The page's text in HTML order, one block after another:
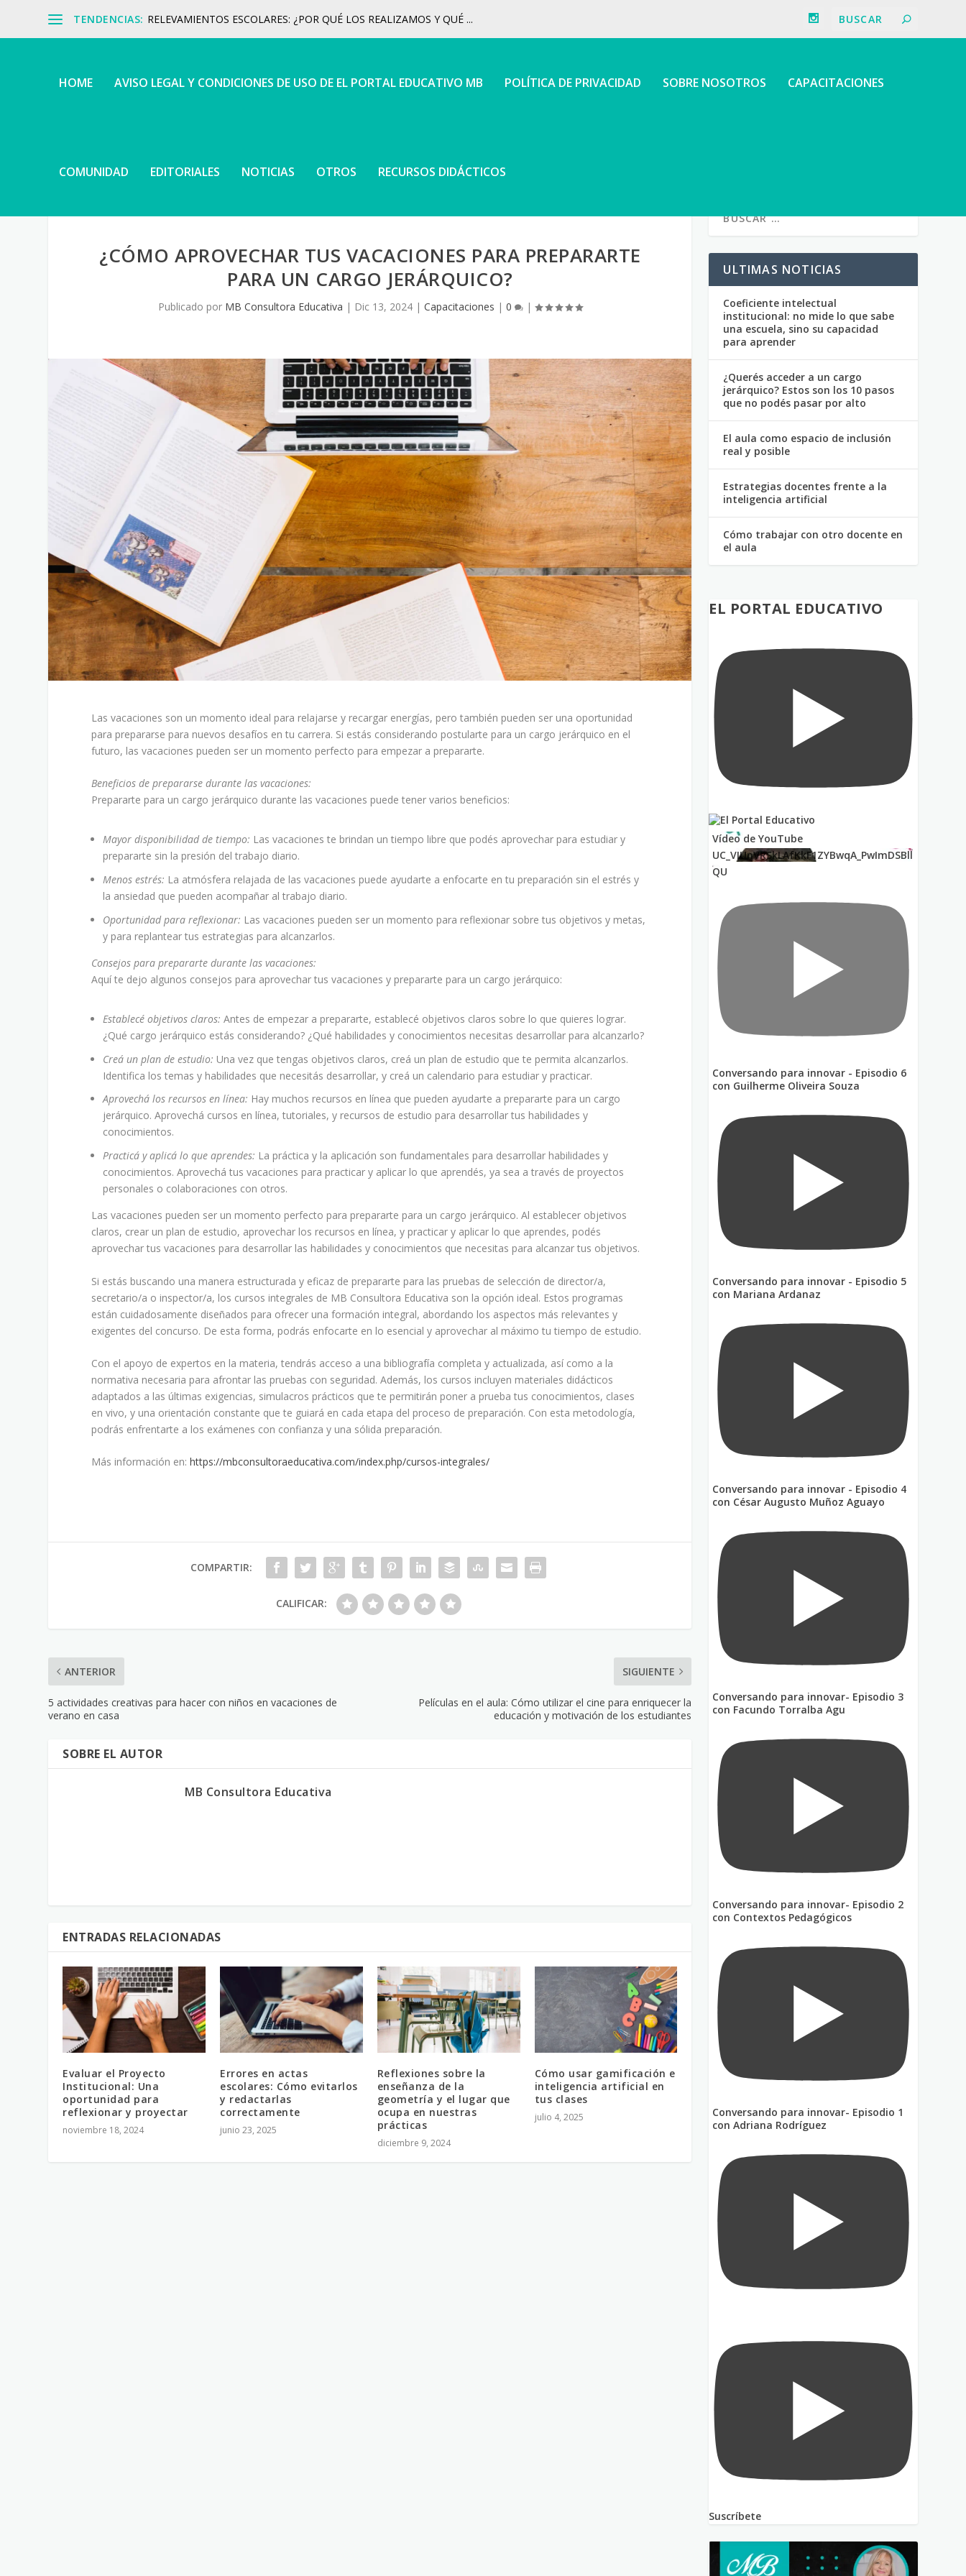
TENDENCIAS: RELEVAMIENTOS ESCOLARES: ¿POR QUÉ LOS REALIZAMOS Y QUÉ ...
HOME AVISO LEGAL Y CONDICIONES DE USO DE EL PORTAL EDUCATIVO MB POLÍTICA DE PRIVACIDAD SOBRE NOSOTROS CAPACITACIONES
COMUNIDAD EDITORIALES NOTICIAS OTROS RECURSOS DIDÁCTICOS
¿CÓMO APROVECHAR TUS VACACIONES PARA PREPARARTE
PARA UN CARGO JERÁRQUICO?
Publicado por MB Consultora Educativa | Dic 13, 2024| Capacitaciones | 0 |
Las vacaciones son un momento ideal para relajarse y recargar energías, pero también pueden ser una oportunidad
para prepararse para nuevos desafíos en tu carrera. Si estás considerando postularte para un cargo jerárquico en el
futuro, las vacaciones pueden ser un momento perfecto para empezar a prepararte.
Beneficios de prepararse durante las vacaciones:
Prepararte para un cargo jerárquico durante las vacaciones puede tener varios beneficios:
Mayor disponibilidad de tiempo: Las vacaciones te brindan un tiempo libre que podés aprovechar para estudiar y
prepararte sin la presión del trabajo diario.
Menos estrés: La atmósfera relajada de las vacaciones puede ayudarte a enfocarte en tu preparación sin el estrés y
la ansiedad que pueden acompañar al trabajo diario.
Oportunidad para reflexionar: Las vacaciones pueden ser un momento para reflexionar sobre tus objetivos y metas,
y para replantear tus estrategias para alcanzarlos.
Consejos para prepararte durante las vacaciones:
Aquí te dejo algunos consejos para aprovechar tus vacaciones y prepararte para un cargo jerárquico:
Establecé objetivos claros: Antes de empezar a prepararte, establecé objetivos claros sobre lo que quieres lograr.
¿Qué cargo jerárquico estás considerando? ¿Qué habilidades y conocimientos necesitas desarrollar para alcanzarlo?
Creá un plan de estudio: Una vez que tengas objetivos claros, creá un plan de estudio que te permita alcanzarlos.
Identifica los temas y habilidades que necesitás desarrollar, y creá un calendario para estudiar y practicar.
Aprovechá los recursos en línea: Hay muchos recursos en línea que pueden ayudarte a prepararte para un cargo
jerárquico. Aprovechá cursos en línea, tutoriales, y recursos de estudio para desarrollar tus habilidades y
conocimientos.
Practicá y aplicá lo que aprendes: La práctica y la aplicación son fundamentales para desarrollar habilidades y
conocimientos. Aprovechá tus vacaciones para practicar y aplicar lo que aprendés, ya sea a través de proyectos
personales o colaboraciones con otros.
Las vacaciones pueden ser un momento perfecto para prepararte para un cargo jerárquico. Al establecer objetivos
claros, crear un plan de estudio, aprovechar los recursos en línea, y practicar y aplicar lo que aprendes, podés
aprovechar tus vacaciones para desarrollar las habilidades y conocimientos que necesitas para alcanzar tus objetivos.
Si estás buscando una manera estructurada y eficaz de prepararte para las pruebas de selección de director/a,
secretario/a o inspector/a, los cursos integrales de MB Consultora Educativa son la opción ideal. Estos programas
están cuidadosamente diseñados para ofrecer una formación integral, abordando los aspectos más relevantes y
exigentes del concurso. De esta forma, podrás enfocarte en lo esencial y aprovechar al máximo tu tiempo de estudio.
Con el apoyo de expertos en la materia, tendrás acceso a una bibliografía completa y actualizada, así como a la
normativa necesaria para afrontar las pruebas con seguridad. Además, los cursos incluyen materiales didácticos
adaptados a las últimas exigencias, simulacros prácticos que te permitirán poner a prueba tus conocimientos, clases
en vivo, y una orientación constante que te guiará en cada etapa del proceso de preparación. Con esta metodología,
podrás enfrentarte a los exámenes con confianza y una sólida preparación.
Más información en:https://mbconsultoraeducativa.com/index.php/cursos-integrales/
COMPARTIR:
CALIFICAR:
ANTERIOR
5 actividades creativas para hacer con niños en vacaciones de
verano en casa
SIGUIENTE
Películas en el aula: Cómo utilizar el cine para enriquecer la
educación y motivación de los estudiantes
SOBRE EL AUTOR
MB Consultora Educativa
ENTRADAS RELACIONADAS
Evaluar el Proyecto
Institucional: Una
oportunidad para
reflexionar y proyectar
noviembre 18, 2024
Errores en actas
escolares: Cómo evitarlos
y redactarlas
correctamente
junio 23, 2025
Reflexiones sobre la
enseñanza de la
geometría y el lugar que
ocupa en nuestras
prácticas
diciembre 9, 2024
Cómo usar gamificación e
inteligencia artificial en
tus clases
julio 4, 2025
ULTIMAS NOTICIAS
Coeficiente intelectual
institucional: no mide lo que sabe
una escuela, sino su capacidad
para aprender
¿Querés acceder a un cargo
jerárquico? Estos son los 10 pasos
que no podés pasar por alto
El aula como espacio de inclusión
real y posible
Estrategias docentes frente a la
inteligencia artificial
Cómo trabajar con otro docente en
el aula
EL PORTAL EDUCATIVO
Vídeo de YouTube
UC_VIUnVRSkLAfKkF1ZYBwqA_PwImDSBll
QU
Conversando para innovar - Episodio 6
con Guilherme Oliveira Souza
Conversando para innovar - Episodio 5
con Mariana Ardanaz
Conversando para innovar - Episodio 4
con César Augusto Muñoz Aguayo
Conversando para innovar- Episodio 3
con Facundo Torralba Agu
Conversando para innovar- Episodio 2
con Contextos Pedagógicos
Conversando para innovar- Episodio 1
con Adriana Rodríguez
Suscríbete